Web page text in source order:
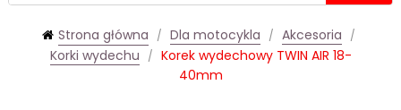
Strona główna Dla motocykla
Akcesoria
Korki wydechu
Korek wydechowy TWIN AIR 18-
40mm